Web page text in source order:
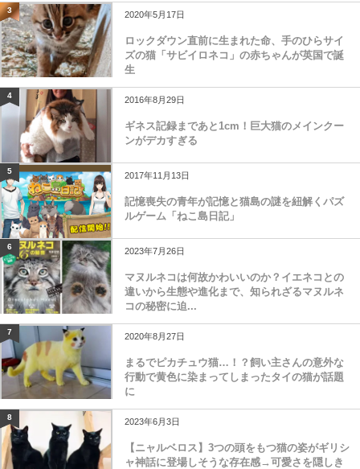
3 2020年5月17日
ロックダウン直前に生まれた命、手のひらサイ
ズの猫「サビイロネコ」の赤ちゃんが英国で誕
生
4 2016年8月29日
ギネス記録まであと1cm！巨大猫のメインクー
ンがデカすぎる
5 2017年11月13日
記憶喪失の青年が記憶と猫島の謎を紐解くパズ
ルゲーム「ねこ島日記」
6 2023年7月26日
マヌルネコは何故かわいいのか？イエネコとの
違いから生態や進化まで、知られざるマヌルネ
コの秘密に迫...
7 2020年8月27日
まるでピカチュウ猫…！？飼い主さんの意外な
行動で黄色に染まってしまったタイの猫が話題
に
8 2023年6月3日
【ニャルベロス】3つの頭をもつ猫の姿がギリシ
ャ神話に登場しそうな存在感→可愛さを隠しき